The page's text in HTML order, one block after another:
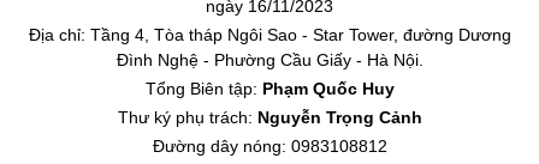
ngày 16/11/2023
Địa chỉ: Tầng 4, Tòa tháp Ngôi Sao - Star Tower, đường Dương
Đình Nghệ - Phường Cầu Giấy - Hà Nội.
Tổng Biên tập: Phạm Quốc Huy
Thư ký phụ trách: Nguyễn Trọng Cảnh
Đường dây nóng: 0983108812